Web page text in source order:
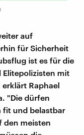
auf
für Sicherheit
ist es für die
Elitepolizisten mit
Raphael
"Die dürfen
fit und belastbar
den meisten